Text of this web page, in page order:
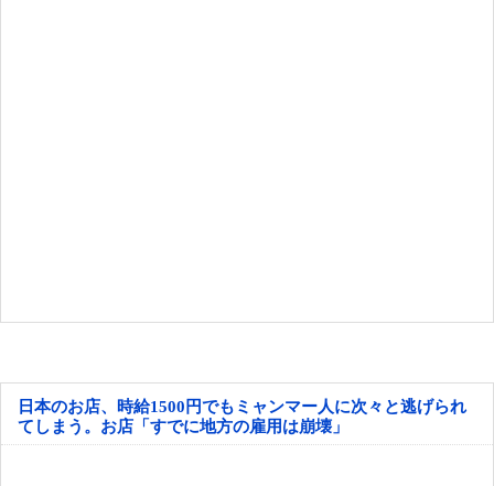
日本のお店、時給1500円でもミャンマー人に次々と逃げられ
てしまう。お店「すでに地方の雇用は崩壊」